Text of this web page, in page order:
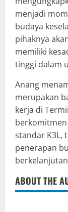
menjadi
budaya
pihaknya
memiliki
tinggi dalam
Anang
merupakan
kerja di
standar K3L,
penerapan
ABOUT THE